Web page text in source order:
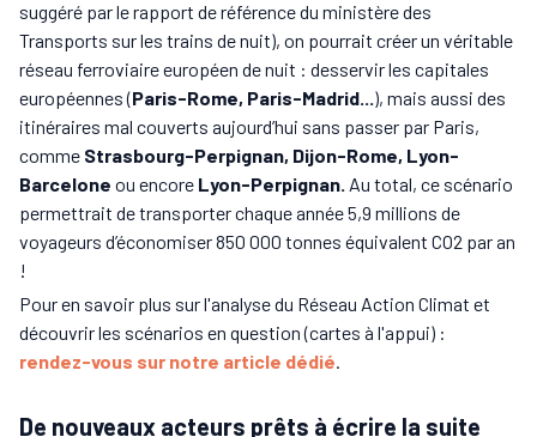
suggéré par le rapport de référence du ministère des
Transports sur les trains de nuit), on pourrait créer un véritable
réseau ferroviaire européen de nuit : desservir les capitales
européennes (Paris-Rome, Paris-Madrid... ), mais aussi des
itinéraires mal couverts aujourd’hui sans passer par Paris,
comme Strasbourg-Perpignan, Dijon-Rome, Lyon-
Barcelone ou encore Lyon-Perpignan. Au total, ce scénario
permettrait de transporter chaque année 5,9 millions de
voyageurs d’économiser 850 000 tonnes équivalent CO2 par an
!
Pour en savoir plus sur l'analyse du Réseau Action Climat et
découvrir les scénarios en question (cartes à l'appui) :
rendez-vous sur notre article dédié
De nouveaux acteurs prêts à écrire la suite